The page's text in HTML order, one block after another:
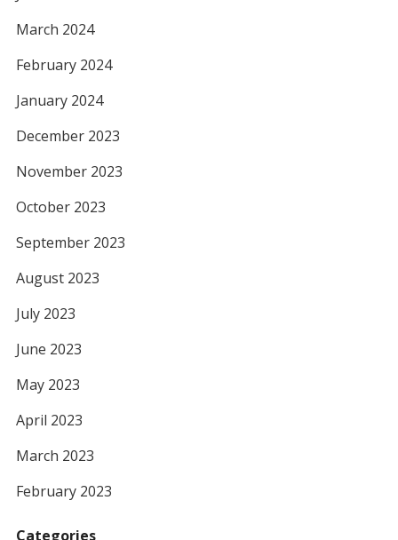
March 2024
February 2024
January 2024
December 2023
November 2023
October 2023
September 2023
August 2023
July 2023
June 2023
May 2023
April 2023
March 2023
February 2023
Categories